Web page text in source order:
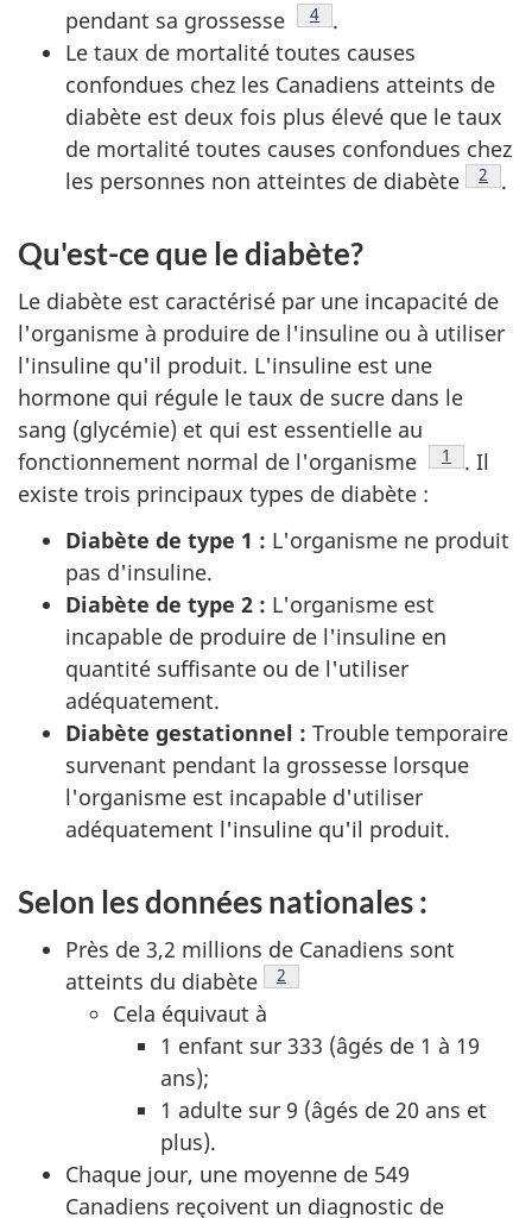
pendant sa grossesse
Note de bas de page
4
.
Le taux de mortalité toutes causes
confondues chez les Canadiens atteints de
diabète est deux fois plus élevé que le taux
de mortalité toutes causes confondues chez
les personnes non atteintes de diabète
Note
2 .
Qu'est-ce que le diabète?
Le diabète est caractérisé par une incapacité de
l'organisme à produire de l'insuline ou à utiliser
l'insuline qu'il produit. L'insuline est une
hormone qui régule le taux de sucre dans le
sang (glycémie) et qui est essentielle au
fonctionnement normal de l'organisme
Note de
1
. Il
existe trois principaux types de diabète :
Diabète de type 1 : L'organisme ne produit
pas d'insuline.
Diabète de type 2 : L'organisme est
incapable de produire de l'insuline en
quantité suffisante ou de l'utiliser
adéquatement.
Diabète gestationnel : Trouble temporaire
survenant pendant la grossesse lorsque
l'organisme est incapable d'utiliser
adéquatement l'insuline qu'il produit.
Selon les données nationales :
Près de 3,2 millions de Canadiens sont
atteints du diabète
Note de bas de page
2
Cela équivaut à
1 enfant sur 333 (âgés de 1 à 19
ans);
1 adulte sur 9 (âgés de 20 ans et
plus).
Chaque jour, une moyenne de 549
Canadiens reçoivent un diagnostic de